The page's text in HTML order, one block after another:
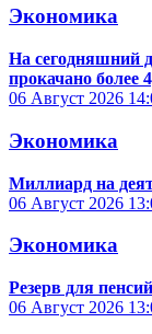
Экономика
На сегодняшний
прокачано более
06 Август 2026
Экономика
Миллиард на
06 Август 2026
Экономика
Резерв для
06 Август 2026